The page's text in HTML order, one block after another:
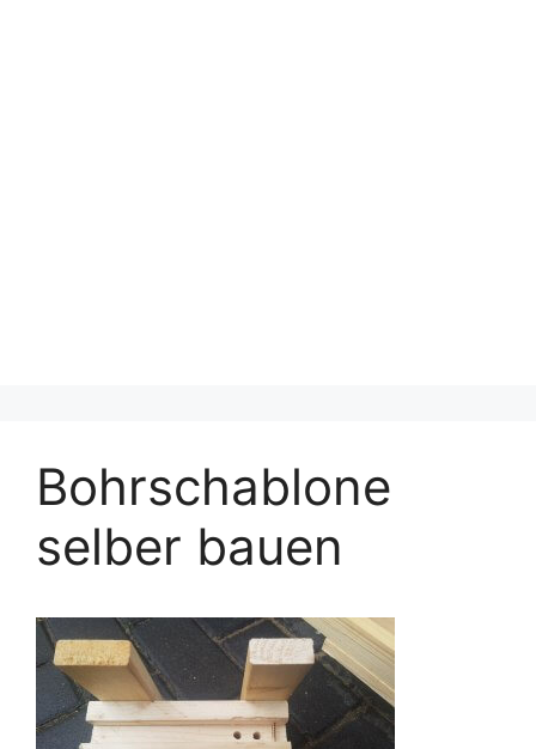
Bohrschablone
selber bauen